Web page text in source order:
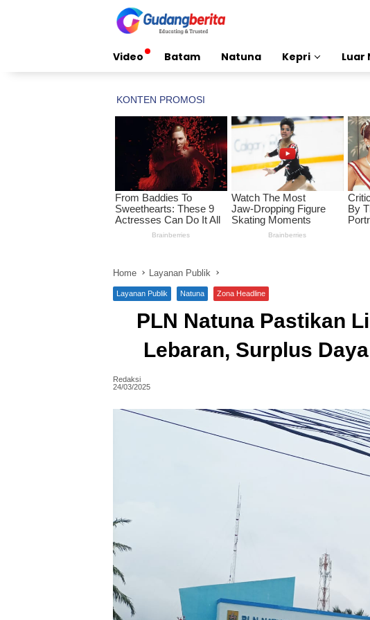
Video Batam Natuna Kepri Luar
Home Layanan Publik
Layanan Publik Natuna Zona Headline
PLN Natuna Pastikan
Lebaran, Surplus
Redaksi
24/03/2025